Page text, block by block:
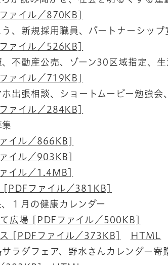
ァイル／870KB]
、新規採用職員、パートナーシッ
ァイル／526KB]
不動産公売、ゾーン30区域指定、
ァイル／719KB]
出張相談、ショートムービー勉強
ァイル／284KB]
イル／866KB]
イル／903KB]
イル／1.4MB]
ファイル／381KB]
１月の健康カレンダー
広場 [PDFファイル／500KB]
[PDFファイル／373KB]
HTML
ラダフェア、野水さんカレンダー寄